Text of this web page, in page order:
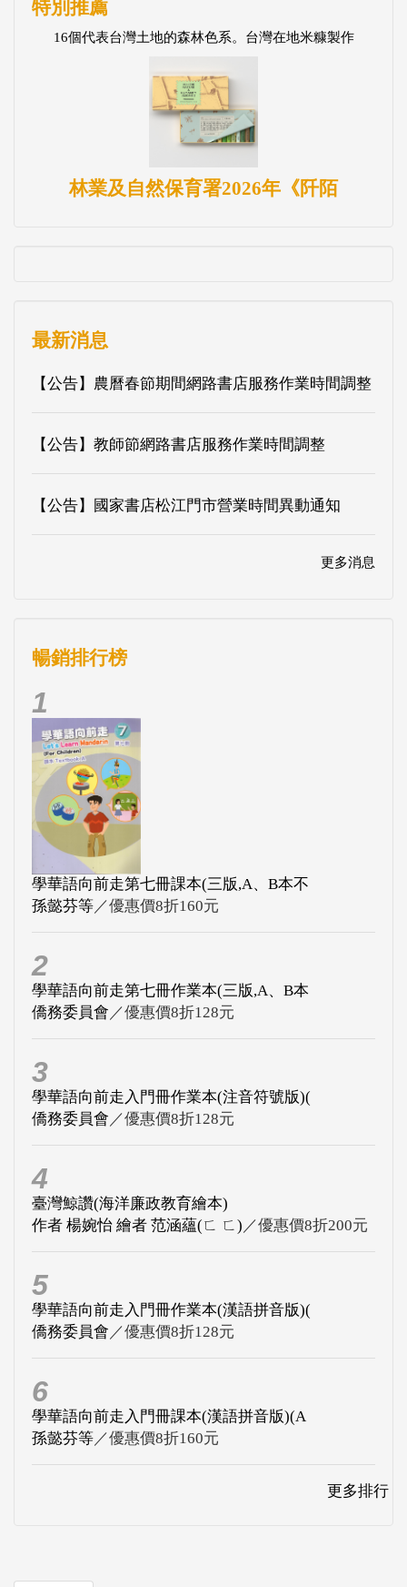
特別推薦
16個代表台灣土地的森林色系。台灣在地米糠製作
林業及自然保育署2026年《阡陌
最新消息
【公告】農曆春節期間網路書店服務作業時間調整
【公告】教師節網路書店服務作業時間調整
【公告】國家書店松江門市營業時間異動通知
更多消息
暢銷排行榜
1
學華語向前走第七冊課本(三版,A、B本不
孫懿芬等／優惠價8折160元
2
學華語向前走第七冊作業本(三版,A、B本
僑務委員會 ／優惠價8折128元
3
學華語向前走入門冊作業本(注音符號版)(
僑務委員會 ／優惠價8折128元
4
臺灣鯨讚(海洋廉政教育繪本)
作者 楊婉怡 繪者 范涵蘊(ㄈ ㄈ) ／優惠價8折200元
5
學華語向前走入門冊作業本(漢語拼音版)(
僑務委員會 ／優惠價8折128元
6
學華語向前走入門冊課本(漢語拼音版)(A
孫懿芬等／優惠價8折160元
更多排行